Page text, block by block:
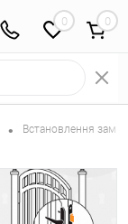
0
• Встановлення